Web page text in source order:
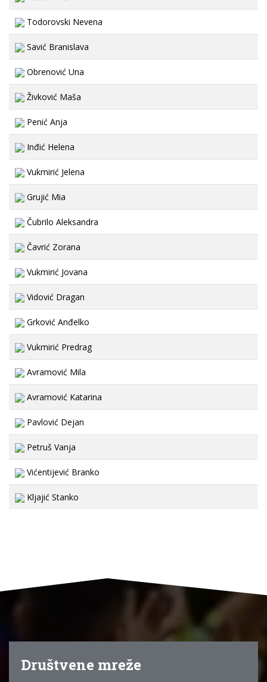
Todorovski Nevena
Savić Branislava
Obrenović Una
Živković Maša
Penić Anja
Inđić Helena
Vukmirić Jelena
Grujić Mia
Čubrilo Aleksandra
Čavrić Zorana
Vukmirić Jovana
Vidović Dragan
Grković Anđelko
Vukmirić Predrag
Avramović Mila
Avramović Katarina
Pavlović Dejan
Petruš Vanja
Vićentijević Branko
Kljajić Stanko
Društvene mreže